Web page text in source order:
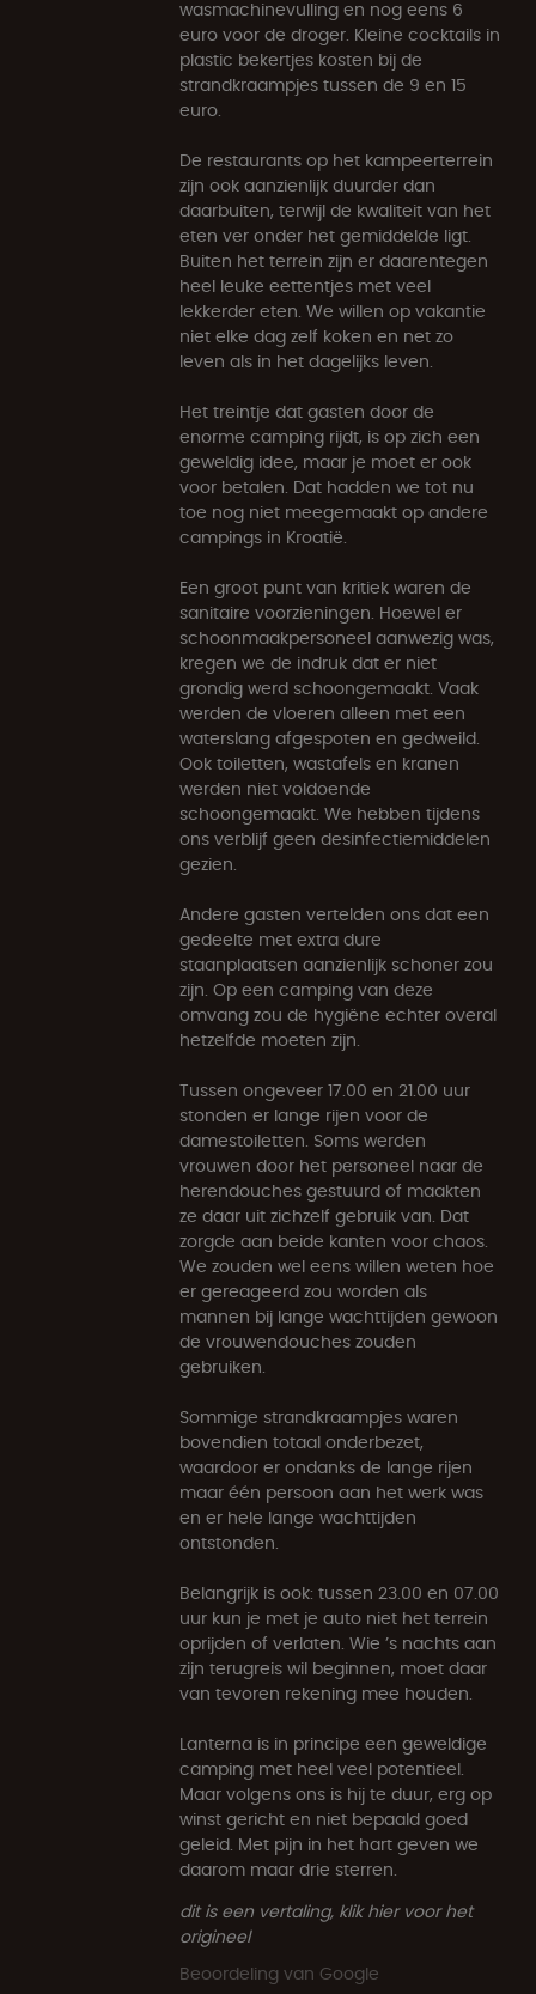
wasmachinevulling en nog eens 6
euro voor de droger. Kleine cocktails in
plastic bekertjes kosten bij de
strandkraampjes tussen de 9 en 15
euro.
De restaurants op het kampeerterrein
zijn ook aanzienlijk duurder dan
daarbuiten, terwijl de kwaliteit van het
eten ver onder het gemiddelde ligt.
Buiten het terrein zijn er daarentegen
heel leuke eettentjes met veel
lekkerder eten. We willen op vakantie
niet elke dag zelf koken en net zo
leven als in het dagelijks leven.
Het treintje dat gasten door de
enorme camping rijdt, is op zich een
geweldig idee, maar je moet er ook
voor betalen. Dat hadden we tot nu
toe nog niet meegemaakt op andere
campings in Kroatië.
Een groot punt van kritiek waren de
sanitaire voorzieningen. Hoewel er
schoonmaakpersoneel aanwezig was,
kregen we de indruk dat er niet
grondig werd schoongemaakt. Vaak
werden de vloeren alleen met een
waterslang afgespoten en gedweild.
Ook toiletten, wastafels en kranen
werden niet voldoende
schoongemaakt. We hebben tijdens
ons verblijf geen desinfectiemiddelen
gezien.
Andere gasten vertelden ons dat een
gedeelte met extra dure
staanplaatsen aanzienlijk schoner zou
zijn. Op een camping van deze
omvang zou de hygiëne echter overal
hetzelfde moeten zijn.
Tussen ongeveer 17.00 en 21.00 uur
stonden er lange rijen voor de
damestoiletten. Soms werden
vrouwen door het personeel naar de
herendouches gestuurd of maakten
ze daar uit zichzelf gebruik van. Dat
zorgde aan beide kanten voor chaos.
We zouden wel eens willen weten hoe
er gereageerd zou worden als
mannen bij lange wachttijden gewoon
de vrouwendouches zouden
gebruiken.
Sommige strandkraampjes waren
bovendien totaal onderbezet,
waardoor er ondanks de lange rijen
maar één persoon aan het werk was
en er hele lange wachttijden
ontstonden.
Belangrijk is ook: tussen 23.00 en 07.00
uur kun je met je auto niet het terrein
oprijden of verlaten. Wie ’s nachts aan
zijn terugreis wil beginnen, moet daar
van tevoren rekening mee houden.
Lanterna is in principe een geweldige
camping met heel veel potentieel.
Maar volgens ons is hij te duur, erg op
winst gericht en niet bepaald goed
geleid. Met pijn in het hart geven we
daarom maar drie sterren.
dit is een vertaling, klik hier voor het
origineel
Beoordeling van Google